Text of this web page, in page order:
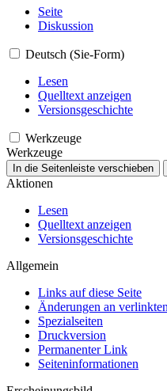
Seite
Diskussion
Deutsch (Sie-Form)
Lesen
Quelltext anzeigen
Versionsgeschichte
Werkzeuge
Werkzeuge
In die Seitenleiste verschieben
Aktionen
Lesen
Quelltext anzeigen
Versionsgeschichte
Allgemein
Links auf diese Seite
Änderungen an
Spezialseiten
Druckversion
Permanenter Link
Seiten­­informationen